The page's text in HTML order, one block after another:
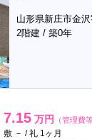
山形県新庄市金
2階建 / 築0年
7.15 万円 （管理費
敷 － / 礼 1ヶ月